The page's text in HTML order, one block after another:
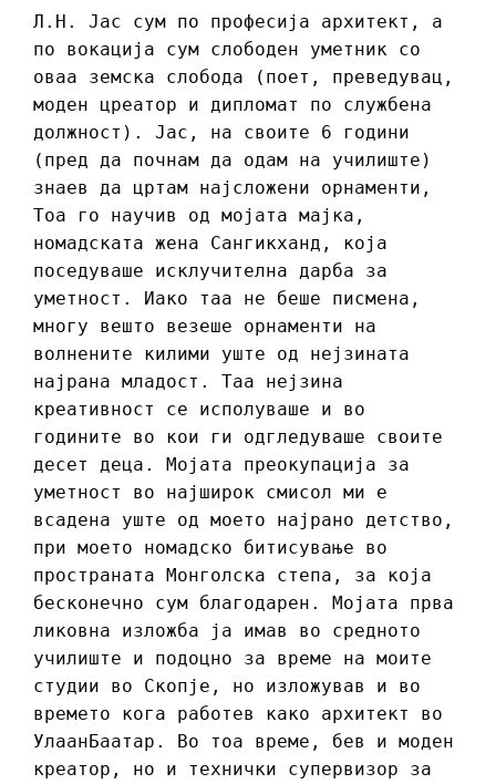
Л.Н. Јас сум по професија архитект, а
по вокација сум слободен уметник со
оваа земска слобода (поет, преведувац,
моден цреатор и дипломат по службена
должност). Јас, на своите 6 години
(пред да почнам да одам на училиште)
знаев да цртам најсложени орнаменти,
Тоа го научив од мојата мајка,
номадската жена Сангикханд, која
поседуваше исклучителна дарба за
уметност. Иако таа не беше писмена,
многу вешто везеше орнаменти на
волнените килими уште од нејзината
најрана младост. Таа нејзина
креативност се исполуваше и во
годините во кои ги одгледуваше своите
десет деца. Мојата преокупација за
уметност во најширок смисол ми е
всадена уште од моето најрано детство,
при моето номадско битисување во
пространата Монголска степа, за која
бесконечно сум благодарен. Мојата прва
ликовна изложба ја имав во средното
училиште и подоцно за време на моите
студии во Скопје, но изложував и во
времето кога работев како архитект во
УлаанБаатар. Во тоа време, бев и моден
креатор, но и технички супервизор за